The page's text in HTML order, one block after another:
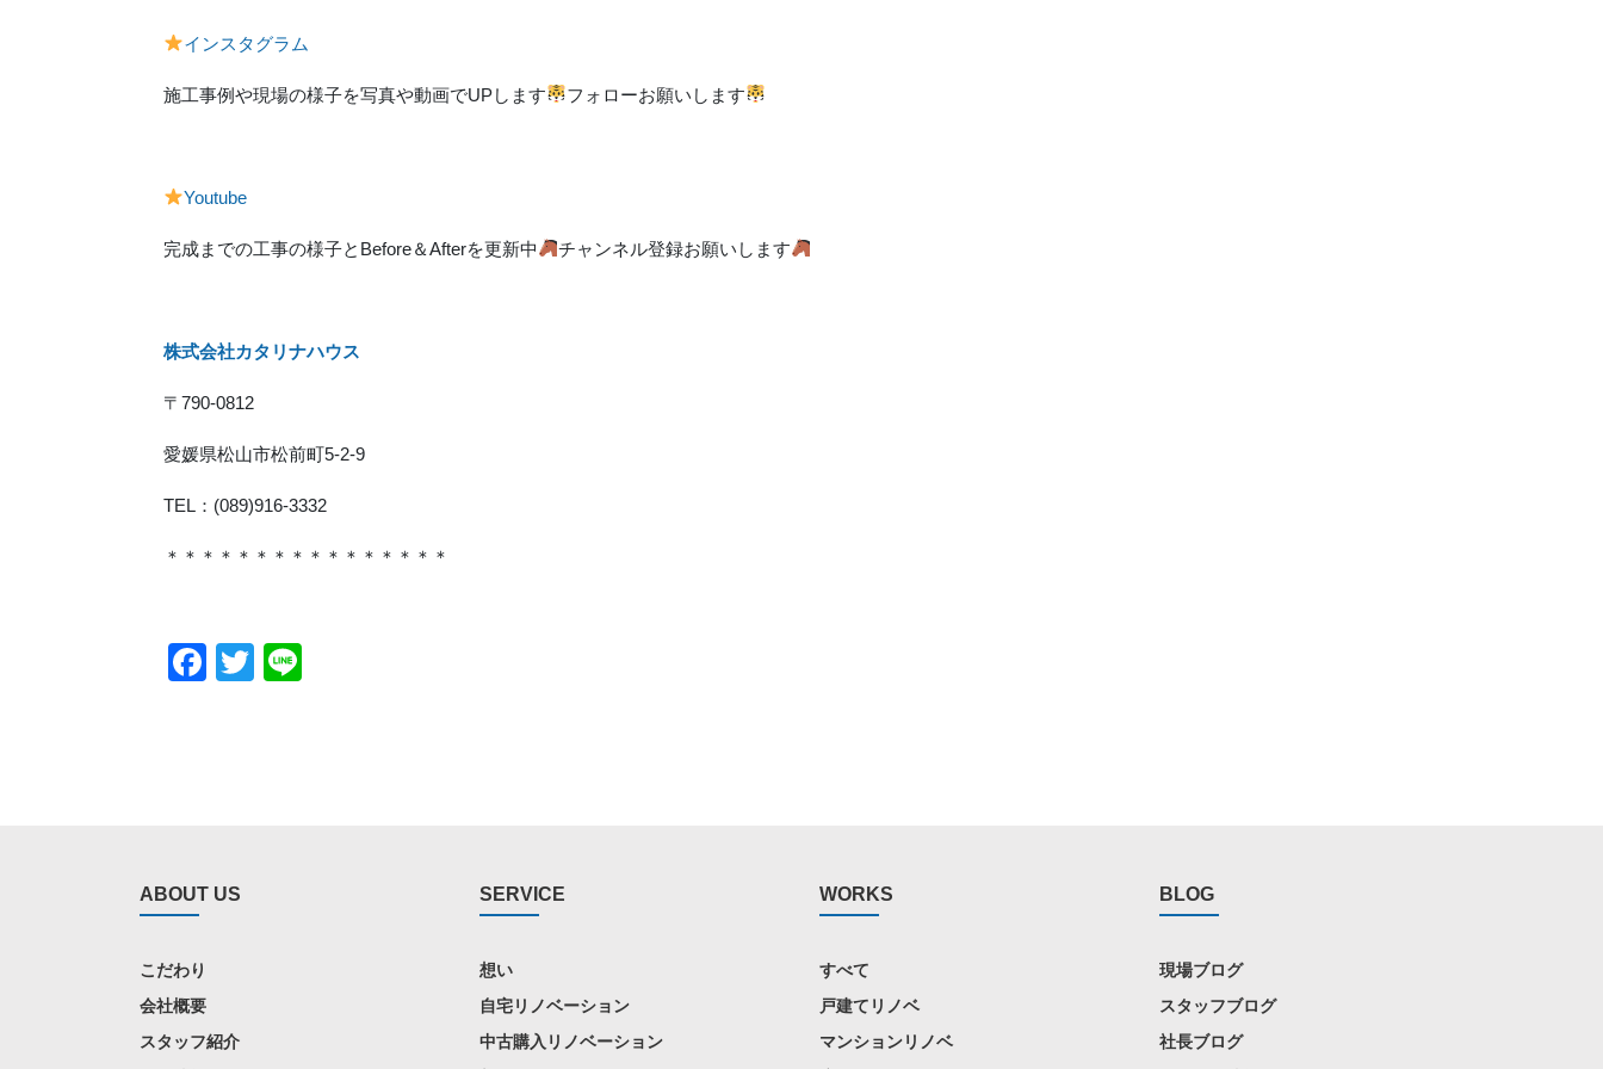
インスタグラム
施工事例や現場の様子を写真や動画でUPします フォローお願いします
Youtube
完成までの工事の様子とBefore＆Afterを更新中 チャンネル登録お願いします
株式会社カタリナハウス
〒790-0812
愛媛県松山市松前町5-2-9
TEL：(089)916-3332
＊＊＊＊＊＊＊＊＊＊＊＊＊＊＊＊
Facebook
Twitter
ABOUT US
こだわり
会社概要
スタッフ紹介
SERVICE
想い
自宅リノベーション
中古購入リノベーション
WORKS
すべて
戸建てリノベ
マンションリノベ
BLOG
現場ブログ
スタッフブログ
社長ブログ